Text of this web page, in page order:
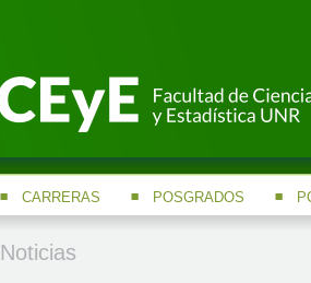
CARRERAS POSGRADOS
Noticias